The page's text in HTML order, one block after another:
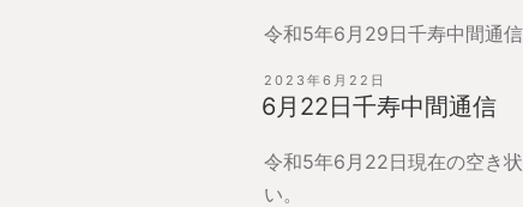
令和5年6月29日千寿中間通信
投
稿
日:
2023年6月22日
6月22日千寿中間通信
令和5年6月22日現在の空き
い。